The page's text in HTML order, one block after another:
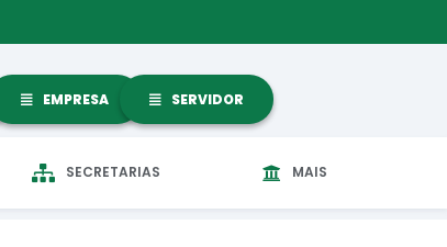
EMPRESA SERVIDOR
SECRETARIAS MAIS